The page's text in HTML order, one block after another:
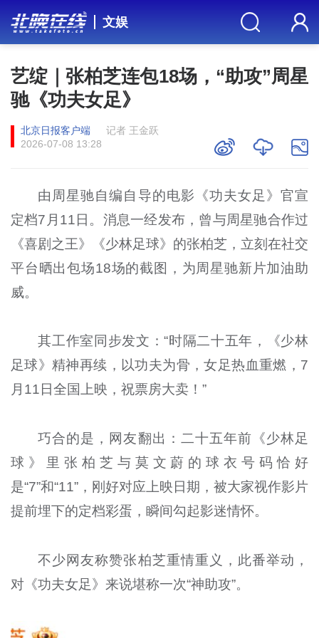
文娱
艺绽｜张柏芝连包18场，“助攻”周星
驰《功夫女足》
北京日报客户端
记者 王金跃
2026-07-08 13:28
由周星驰自编自导的电影《功夫女足》官宣
定档7月11日。消息一经发布，曾与周星驰合作过
《喜剧之王》《少林足球》的张柏芝，立刻在社交
平台晒出包场18场的截图，为周星驰新片加油助
威。
其工作室同步发文：“时隔二十五年，《少林
足球》精神再续，以功夫为骨，女足热血重燃，7
月11日全国上映，祝票房大卖！”
巧合的是，网友翻出：二十五年前《少林足
球》里张柏芝与莫文蔚的球衣号码恰好
是“7”和“11”，刚好对应上映日期，被大家视作影片
提前埋下的定档彩蛋，瞬间勾起影迷情怀。
不少网友称赞张柏芝重情重义，此番举动，
对《功夫女足》来说堪称一次“神助攻”。